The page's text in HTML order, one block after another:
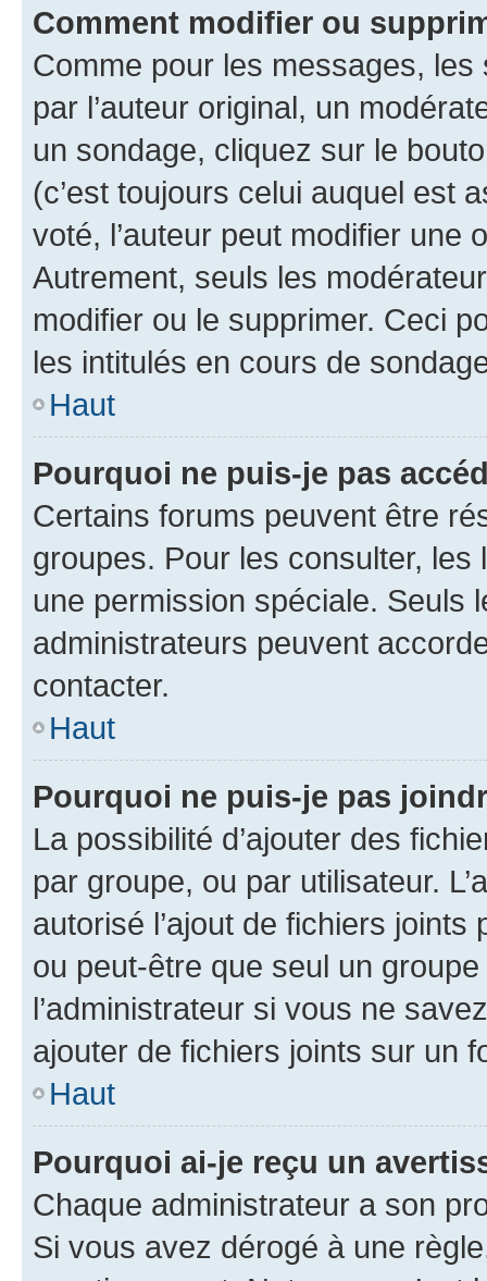
Comment modifier ou
Comme pour les messages,
par l’auteur original, un
un sondage, cliquez sur le
(c’est toujours celui auquel est
voté, l’auteur peut modifier une
Autrement, seuls les
modifier ou le supprimer. Ceci
les intitulés en cours de
Haut
Pourquoi ne puis-je pas
Certains forums peuvent être
groupes. Pour les consulter,
une permission spéciale. Seuls
administrateurs peuvent
contacter.
Haut
Pourquoi ne puis-je pas
La possibilité d’ajouter des
par groupe, ou par utilisateur.
autorisé l’ajout de fichiers
ou peut-être que seul un
l’administrateur si vous ne
ajouter de fichiers joints sur un
Haut
Pourquoi ai-je reçu un
Chaque administrateur a son
Si vous avez dérogé à une